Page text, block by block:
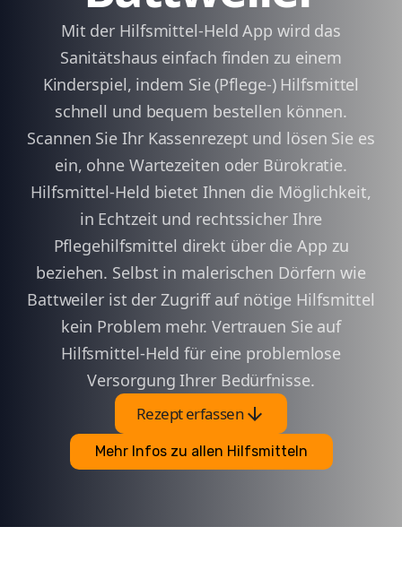
Mit der Hilfsmittel-Held App wird das
Sanitätshaus einfach finden zu einem
Kinderspiel, indem Sie (Pflege-) Hilfsmittel
schnell und bequem bestellen können.
Scannen Sie Ihr Kassenrezept und lösen Sie es
ein, ohne Wartezeiten oder Bürokratie.
Hilfsmittel-Held bietet Ihnen die Möglichkeit,
in Echtzeit und rechtssicher Ihre
Pflegehilfsmittel direkt über die App zu
beziehen. Selbst in malerischen Dörfern wie
Battweiler ist der Zugriff auf nötige Hilfsmittel
kein Problem mehr. Vertrauen Sie auf
Hilfsmittel-Held für eine problemlose
Versorgung Ihrer Bedürfnisse.
Rezept erfassenarrow_downward
Mehr Infos zu allen Hilfsmitteln